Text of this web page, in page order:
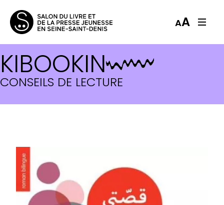
AA
KIBOOKIN
CONSEILS DE LECTURE